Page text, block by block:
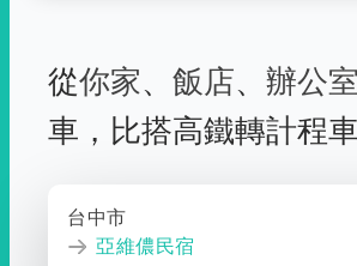
從你家、 飯店、 辦公室
車， 比搭高鐵轉計程
台中市
亞維儂民宿